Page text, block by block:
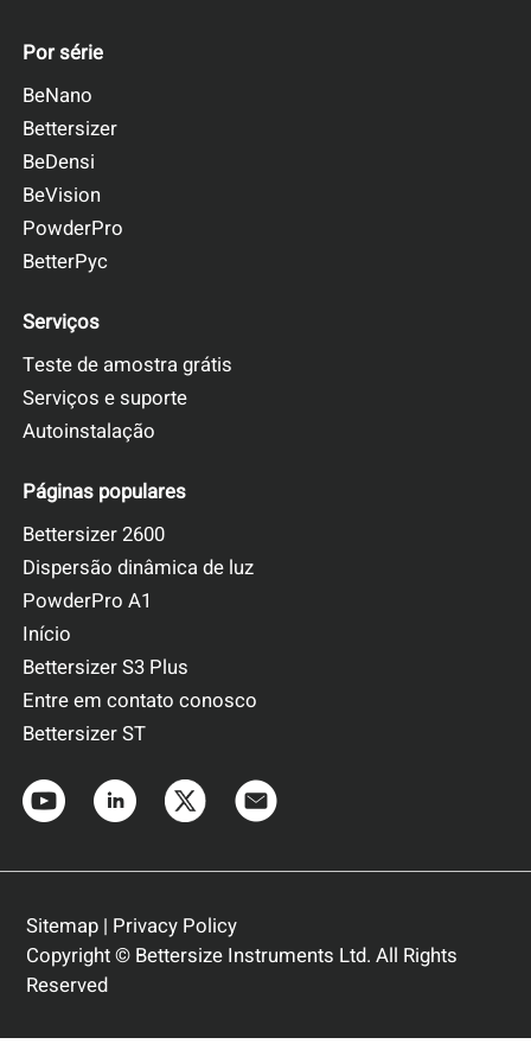
Por série
BeNano
Bettersizer
BeDensi
BeVision
PowderPro
BetterPyc
Serviços
Teste de amostra grátis
Serviços e suporte
Autoinstalação
Páginas populares
Bettersizer 2600
Dispersão dinâmica de luz
PowderPro A1
Início
Bettersizer S3 Plus
Entre em contato conosco
Bettersizer ST
Sitemap| Privacy Policy
Copyright © Bettersize Instruments Ltd. All Rights
Reserved